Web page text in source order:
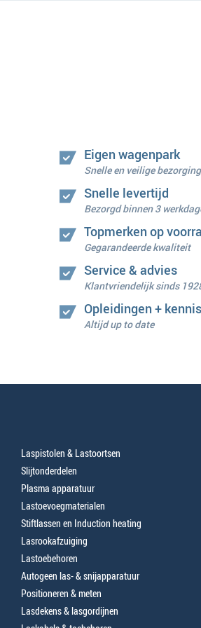
Eigen wagenpark
Snelle en veilige bezorging
Snelle levertijd
Bezorgd binnen 3
Topmerken op
Gegarandeerde kwaliteit
Service & advies
Klantvriendelijk sinds
Opleidingen + kennis
Altijd up to date
Laspistolen & Lastoortsen
Slijtonderdelen
Plasma apparatuur
Lastoevoegmaterialen
Stiftlassen en Induction heating
Lasrookafzuiging
Lastoebehoren
Autogeen las- & snijapparatuur
Positioneren & meten
Lasdekens & lasgordijnen